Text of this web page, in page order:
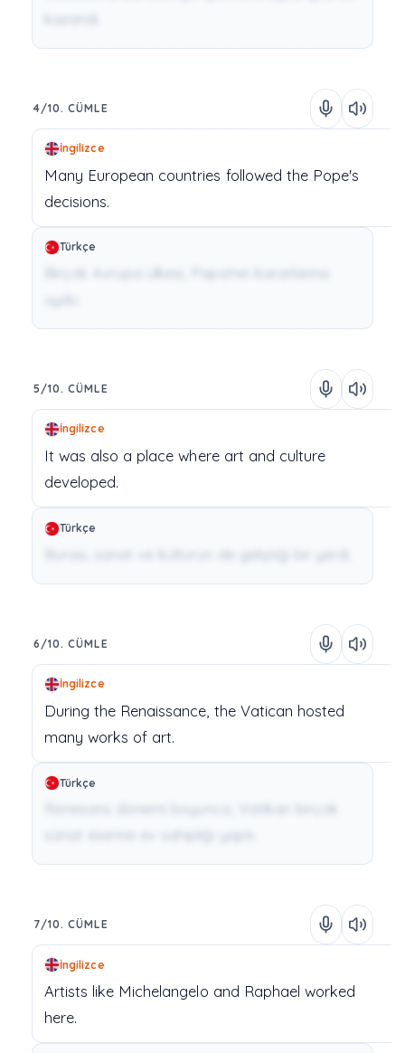
4/10. CÜMLE
İngilizce
Many European countries followed the Pope's
decisions.
Türkçe
5/10. CÜMLE
İngilizce
It was also a place where art and culture
developed.
Türkçe
Burası, sanat ve kültürün de geliştiği bir yerdi.
6/10. CÜMLE
İngilizce
During the Renaissance, the Vatican hosted
many works of art.
Türkçe
7/10. CÜMLE
İngilizce
Artists like Michelangelo and Raphael worked
here.